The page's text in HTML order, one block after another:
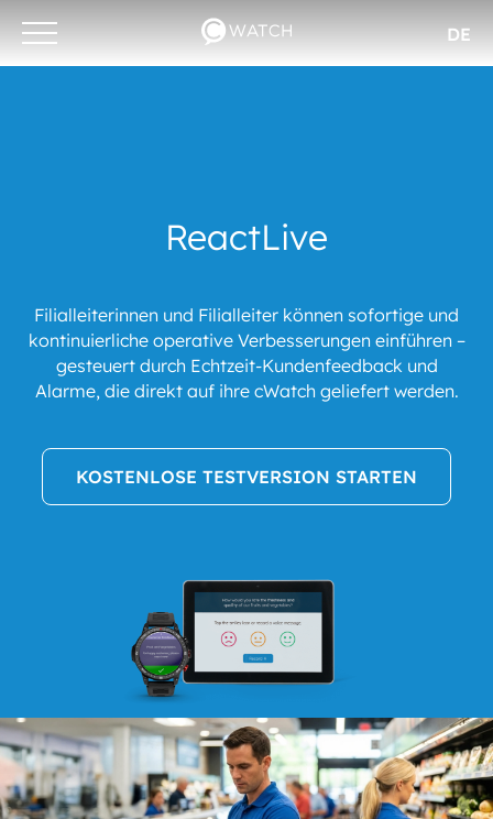
Otwórz/zamknij
menu
DE
ReactLive
Filialleiterinnen und Filialleiter können sofortige und
kontinuierliche operative Verbesserungen einführen –
gesteuert durch Echtzeit-Kundenfeedback und
Alarme, die direkt auf ihre cWatch geliefert werden.
KOSTENLOSE TESTVERSION STARTEN